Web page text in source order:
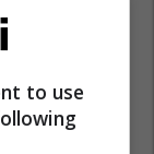
to use